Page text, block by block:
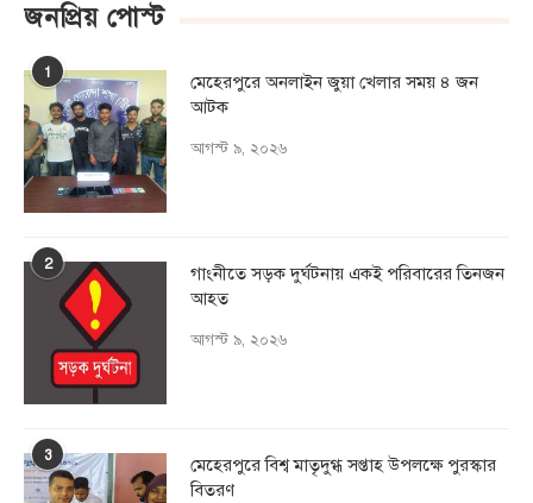
জনপ্রিয় পোস্ট
1
মেহেরপুরে অনলাইন জুয়া খেলার সময় ৪ জন
আটক
আগস্ট ৯, ২০২৬
2
গাংনীতে সড়ক দুর্ঘটনায় একই পরিবারের তিনজন
আহত
আগস্ট ৯, ২০২৬
3
মেহেরপুরে বিশ্ব মাতৃদুগ্ধ সপ্তাহ উপলক্ষে পুরস্কার
বিতরণ